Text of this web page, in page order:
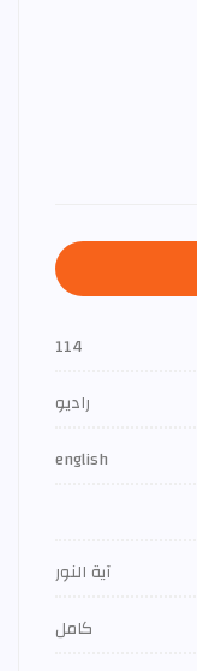
114
راديو
english
آية النور
كامل